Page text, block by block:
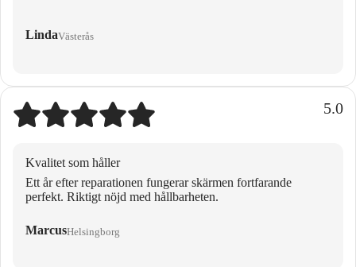
LindaVästerås
5.0
Kvalitet som håller
Ett år efter reparationen fungerar skärmen fortfarande
perfekt. Riktigt nöjd med hållbarheten.
MarcusHelsingborg